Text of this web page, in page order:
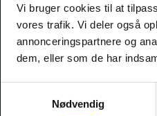
Vi bruger cookies til at
vores trafik. Vi deler også
annonceringspartnere og
dem, eller som de har
Nødvendig
GARN